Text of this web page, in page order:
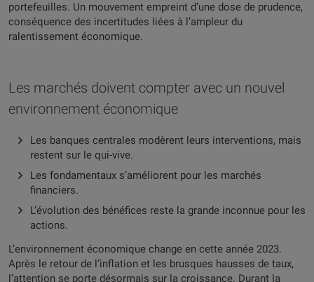
portefeuilles. Un mouvement empreint d’une dose de prudence,
conséquence des incertitudes liées à l’ampleur du
ralentissement économique.
Les marchés doivent compter avec un nouvel
environnement économique
Les banques centrales modèrent leurs interventions, mais
restent sur le qui-vive.
Les fondamentaux s’améliorent pour les marchés
financiers.
L’évolution des bénéfices reste la grande inconnue pour les
actions.
L’environnement économique change en cette année 2023.
Après le retour de l’inflation et les brusques hausses de taux,
l’attention se porte désormais sur la croissance. Durant la